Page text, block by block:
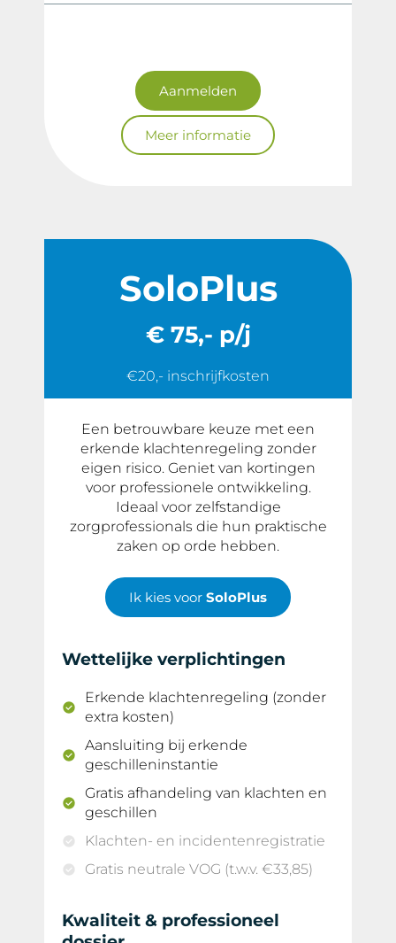
Aanmelden
Meer informatie
SoloPlus
€ 75,- p/j
€20,- inschrijfkosten
Een betrouwbare keuze met een
erkende klachtenregeling zonder
eigen risico. Geniet van kortingen
voor professionele ontwikkeling.
Ideaal voor zelfstandige
zorgprofessionals die hun praktische
zaken op orde hebben.
Ik kies voor SoloPlus
Wettelijke verplichtingen
Erkende klachtenregeling (zonder
extra kosten)
Aansluiting bij erkende
geschilleninstantie
Gratis afhandeling van klachten en
geschillen
Klachten- en incidentenregistratie
Gratis neutrale VOG (t.w.v. €33,85)
Kwaliteit & professioneel